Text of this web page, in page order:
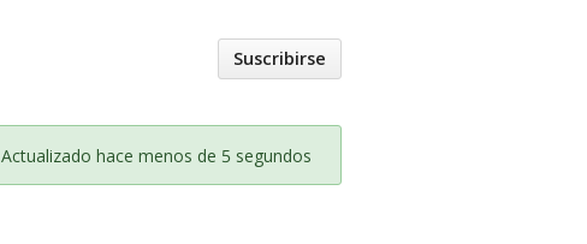
Suscribirse
Actualizado hace menos de 5 segundos